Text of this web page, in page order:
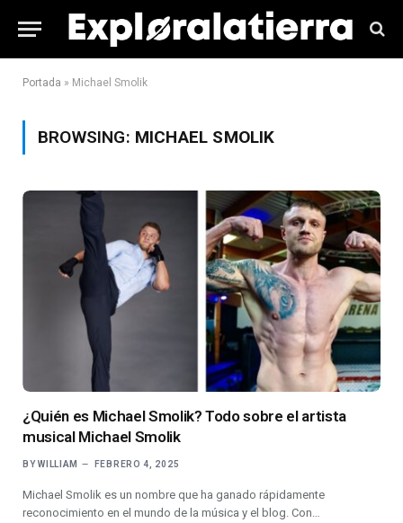
Portada » Michael Smolik
BROWSING: MICHAEL SMOLIK
¿Quién es Michael Smolik? Todo sobre el artista
musical Michael Smolik
BY WILLIAM FEBRERO 4, 2025
Michael Smolik es un nombre que ha ganado rápidamente
reconocimiento en el mundo de la música y el blog. Con…